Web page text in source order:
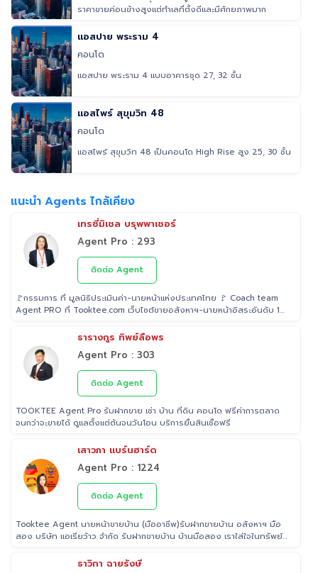
ราคาขายค่อนข้างสูงแต่ทำเลที่ตั้งดีและมีศักยภาพมาก
แอสปาย พระราม 4
คอนโด
แอสปาย พระราม 4 แบบอาคารชุด 27, 32 ชั้น
แอสไพร์ สุขุมวิท 48
คอนโด
แอสไพร์ สุขุมวิท 48 เป็นคอนโด High Rise สูง 25, 30 ชั้น
แนะนำ Agents ไกล้เคียง
เทรซี่มิเชล บรุพพาเชอร์
Agent Pro : 293
ติดต่อ Agent
🚩กรรมการ ที่ มูลนิธิประเมินค่า-นายหน้าแห่งประเทศไทย 🚩 Coach team
Agent PRO ที่ Tooktee.com เว็บไซต์ขายอสังหาฯ-นายหน้าอิสระอันดับ 1
อสังหาริมทรัพย์ไทย 🚩 Property Consultant ที่ Tooktee ขาย-ซื้อ บ้าน
มือสอง อสังหาริมทรัพย์ กรุงเทพและปริมณฑล 🚩 อนุกรรม ที่สมาคมนาย
หน้า อสังหาริมทรัพย์ 🚩 อดีต Sale นายหน้าอสังหาริมทรัพย์ ที่ RE/MAX
และ ERA
ธารางกูร ทิพย์ลือพร
Agent Pro : 303
ติดต่อ Agent
TOOKTEE Agent Pro รับฝากขาย เช่า บ้าน ที่ดิน คอนโด ฟรีค่าการตลาด
จนกว่าจะขายได้ ดูแลตั้งแต่ต้นจนวันโอน บริการยื่นสินเชื่อฟรี
เสาวภา แบร์นฮาร์ด
Agent Pro : 1224
ติดต่อ Agent
Tooktee Agent นายหน้าขายบ้าน (มืออาชีพ)รับฝากขายบ้าน อสังหาฯ มือ
สอง บริษัท แอเรียว้าว จำกัด รับฝากขายบ้าน บ้านมือสอง เราใส่ใจในทรัพย์
ตั้งแต่การประเมินราคา ถ่ายรูป/ทำการตลาด/โฆษณาผ่านสื่อต่างๆ/ เดินสิน
ธาวิกา ฉายรังษี